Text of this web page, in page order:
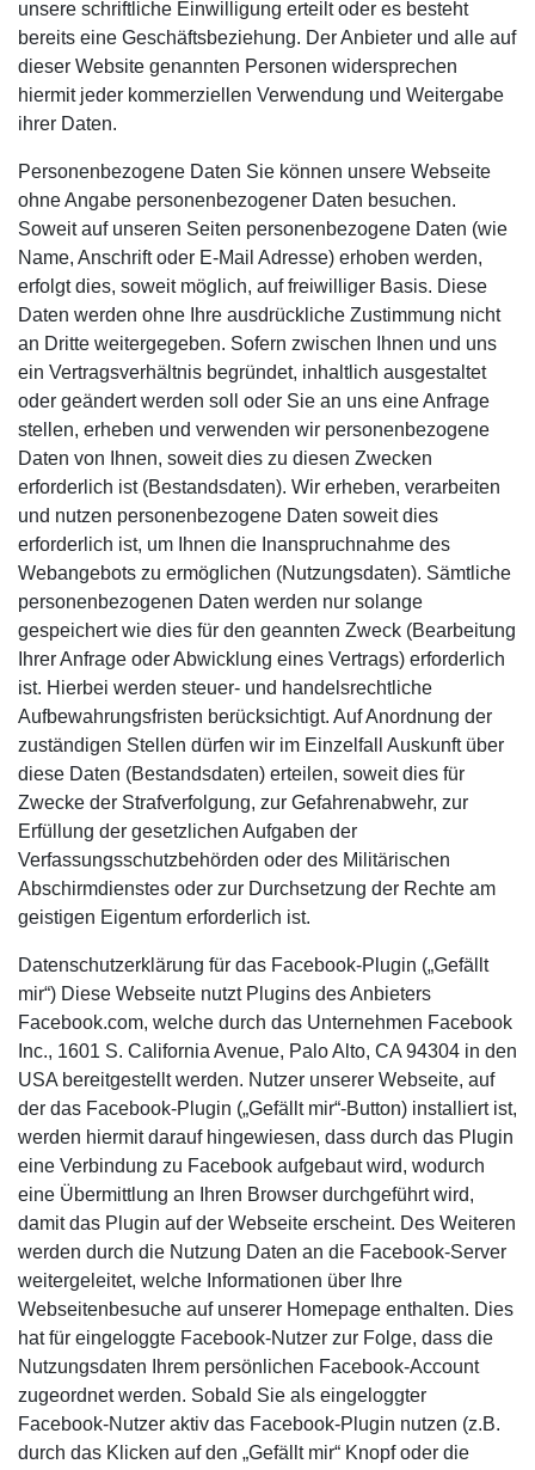
unsere schriftliche Einwilligung erteilt oder es besteht
bereits eine Geschäftsbeziehung. Der Anbieter und alle auf
dieser Website genannten Personen widersprechen
hiermit jeder kommerziellen Verwendung und Weitergabe
ihrer Daten.
Personenbezogene Daten Sie können unsere Webseite
ohne Angabe personenbezogener Daten besuchen.
Soweit auf unseren Seiten personenbezogene Daten (wie
Name, Anschrift oder E-Mail Adresse) erhoben werden,
erfolgt dies, soweit möglich, auf freiwilliger Basis. Diese
Daten werden ohne Ihre ausdrückliche Zustimmung nicht
an Dritte weitergegeben. Sofern zwischen Ihnen und uns
ein Vertragsverhältnis begründet, inhaltlich ausgestaltet
oder geändert werden soll oder Sie an uns eine Anfrage
stellen, erheben und verwenden wir personenbezogene
Daten von Ihnen, soweit dies zu diesen Zwecken
erforderlich ist (Bestandsdaten). Wir erheben, verarbeiten
und nutzen personenbezogene Daten soweit dies
erforderlich ist, um Ihnen die Inanspruchnahme des
Webangebots zu ermöglichen (Nutzungsdaten). Sämtliche
personenbezogenen Daten werden nur solange
gespeichert wie dies für den geannten Zweck (Bearbeitung
Ihrer Anfrage oder Abwicklung eines Vertrags) erforderlich
ist. Hierbei werden steuer- und handelsrechtliche
Aufbewahrungsfristen berücksichtigt. Auf Anordnung der
zuständigen Stellen dürfen wir im Einzelfall Auskunft über
diese Daten (Bestandsdaten) erteilen, soweit dies für
Zwecke der Strafverfolgung, zur Gefahrenabwehr, zur
Erfüllung der gesetzlichen Aufgaben der
Verfassungsschutzbehörden oder des Militärischen
Abschirmdienstes oder zur Durchsetzung der Rechte am
geistigen Eigentum erforderlich ist.
Datenschutzerklärung für das Facebook-Plugin („Gefällt
mir“) Diese Webseite nutzt Plugins des Anbieters
Facebook.com, welche durch das Unternehmen Facebook
Inc., 1601 S. California Avenue, Palo Alto, CA 94304 in den
USA bereitgestellt werden. Nutzer unserer Webseite, auf
der das Facebook-Plugin („Gefällt mir“-Button) installiert ist,
werden hiermit darauf hingewiesen, dass durch das Plugin
eine Verbindung zu Facebook aufgebaut wird, wodurch
eine Übermittlung an Ihren Browser durchgeführt wird,
damit das Plugin auf der Webseite erscheint. Des Weiteren
werden durch die Nutzung Daten an die Facebook-Server
weitergeleitet, welche Informationen über Ihre
Webseitenbesuche auf unserer Homepage enthalten. Dies
hat für eingeloggte Facebook-Nutzer zur Folge, dass die
Nutzungsdaten Ihrem persönlichen Facebook-Account
zugeordnet werden. Sobald Sie als eingeloggter
Facebook-Nutzer aktiv das Facebook-Plugin nutzen (z.B.
durch das Klicken auf den „Gefällt mir“ Knopf oder die